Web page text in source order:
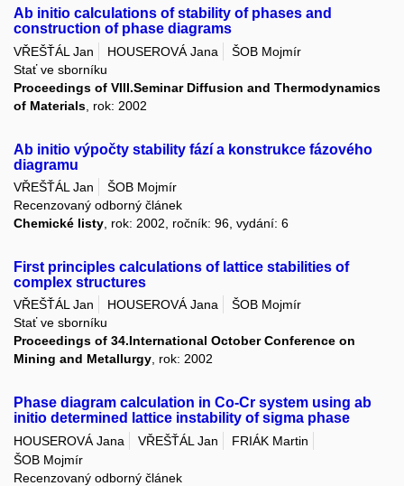
Ab initio calculations of stability of phases and
construction of phase diagrams
VŘEŠŤÁL Jan HOUSEROVÁ Jana
ŠOB Mojmír
Stať ve sborníku
Proceedings of VIII.Seminar Diffusion and Thermodynamics
of Materials , rok: 2002
Ab initio výpočty stability fází a konstrukce fázového
diagramu
VŘEŠŤÁL Jan
ŠOB Mojmír
Recenzovaný odborný článek
Chemické listy , rok: 2002, ročník: 96, vydání: 6
First principles calculations of lattice stabilities of
complex structures
VŘEŠŤÁL Jan HOUSEROVÁ Jana
ŠOB Mojmír
Stať ve sborníku
Proceedings of 34.International October Conference on
Mining and Metallurgy, rok: 2002
Phase diagram calculation in Co-Cr system using ab
initio determined lattice instability of sigma phase
HOUSEROVÁ Jana VŘEŠŤÁL Jan
FRIÁK Martin
ŠOB Mojmír
Recenzovaný odborný článek